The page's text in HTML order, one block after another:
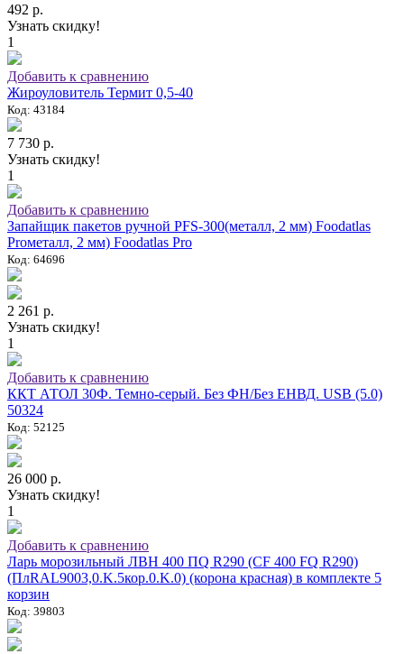
492 р.
Узнать скидку!
1
Добавить к сравнению
Жироуловитель Термит 0,5-40
Код: 43184
7 730 р.
Узнать скидку!
1
Добавить к сравнению
Запайщик пакетов ручной PFS-300(металл, 2 мм) Foodatlas
Proметалл, 2 мм) Foodatlas Pro
Код: 64696
2 261 р.
Узнать скидку!
1
Добавить к сравнению
ККТ АТОЛ 30Ф. Темно-серый. Без ФН/Без ЕНВД. USB (5.0)
50324
Код: 52125
26 000 р.
Узнать скидку!
1
Добавить к сравнению
Ларь морозильный ЛВН 400 ПQ R290 (СF 400 FQ R290)
(ПлRAL9003,0.K.5кор.0.K.0) (корона красная) в комплекте 5
корзин
Код: 39803